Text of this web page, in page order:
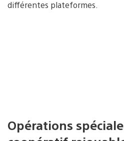
différentes plateformes.
Opérations